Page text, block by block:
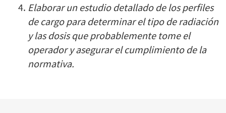
Elaborar un estudio detallado de los perfiles
de cargo para determinar el tipo de radiación
y las dosis que probablemente tome el
operador y asegurar el cumplimiento de la
normativa.